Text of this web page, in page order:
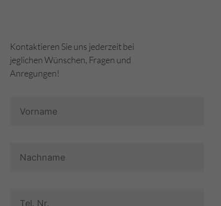
Kontaktieren Sie uns jederzeit bei
jeglichen Wünschen, Fragen und
Anregungen!